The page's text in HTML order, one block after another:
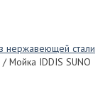
нержавеющей стали
/ Мойка IDDIS SUNO